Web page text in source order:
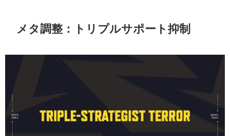
メタ調整：トリプルサポート抑制